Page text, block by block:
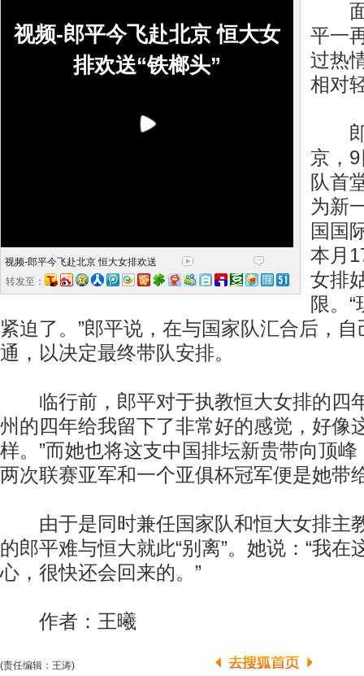
视频-郎平今飞赴北京 恒大女
排欢送“铁榔头”
视频-郎平今飞赴北京 恒大女排欢送
转发至：
面
平一
过热
相对
郎
京，
队首
为新
国国
本月
女排
限。
紧迫了。”郎平说，在与国家队汇合后，
通，以决定最终带队安排。
临行前，郎平对于执教恒大女排的四
州的四年给我留下了非常好的感觉，好像
样。”而她也将这支中国排坛新贵带向顶
两次联赛亚军和一个亚俱杯冠军便是她带
由于是同时兼任国家队和恒大女排主
的郎平难与恒大就此“别离”。她说：“我在
心，很快还会回来的。”
作者：王曦
(责任编辑：王涛)